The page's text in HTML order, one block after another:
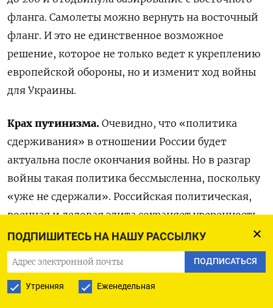
ПОДПИШИТЕСЬ НА НАШУ РАССЫЛКУ
ПОДПИСАТЬСЯ
Утренняя Еженедельная
фланга. Самолеты можно вернуть на восточный
фланг. И это не единственное возможное
решение, которое не только ведет к укреплению
европейской обороны, но и изменит ход войны
для Украины.
Крах путинизма. Очевидно, что «политика
сдерживания» в отношении России будет
актуальна после окончания войны. Но в разгар
войны такая политика бессмысленна, поскольку
«уже не сдержали». Российская политическая,
военная и деловая элита сохраняет уверенность
с том, что Запад пойдет на сговор с Путиным
и даст ему возможность законсервировать свой
политический режим. Это позволяет Путину
успешно опираться широкие круги своей